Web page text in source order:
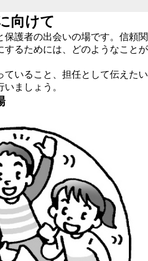
向けて
保護者の出会いの場です。信頼関
するためには、どのようなことが
いること、担任として伝えたい
ましょう。